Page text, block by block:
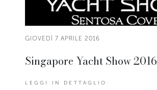
GIOVEDÌ 7 APRILE 2016
Singapore Yacht Show 2016
LEGGI IN DETTAGLIO